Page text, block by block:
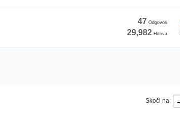
47 Odgovori
29,982Hitova
Skoči na